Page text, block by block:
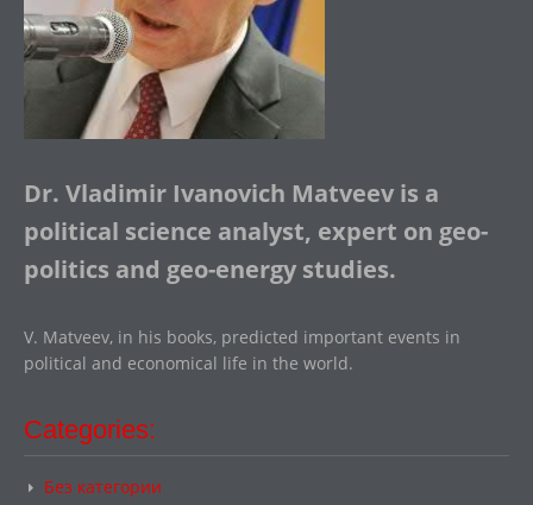
Dr. Vladimir Ivanovich Matveev is a
political science analyst, expert on geo-
politics and geo-energy studies.
V. Matveev, in his books, predicted important events in
political and economical life in the world.
Categories:
Без категории